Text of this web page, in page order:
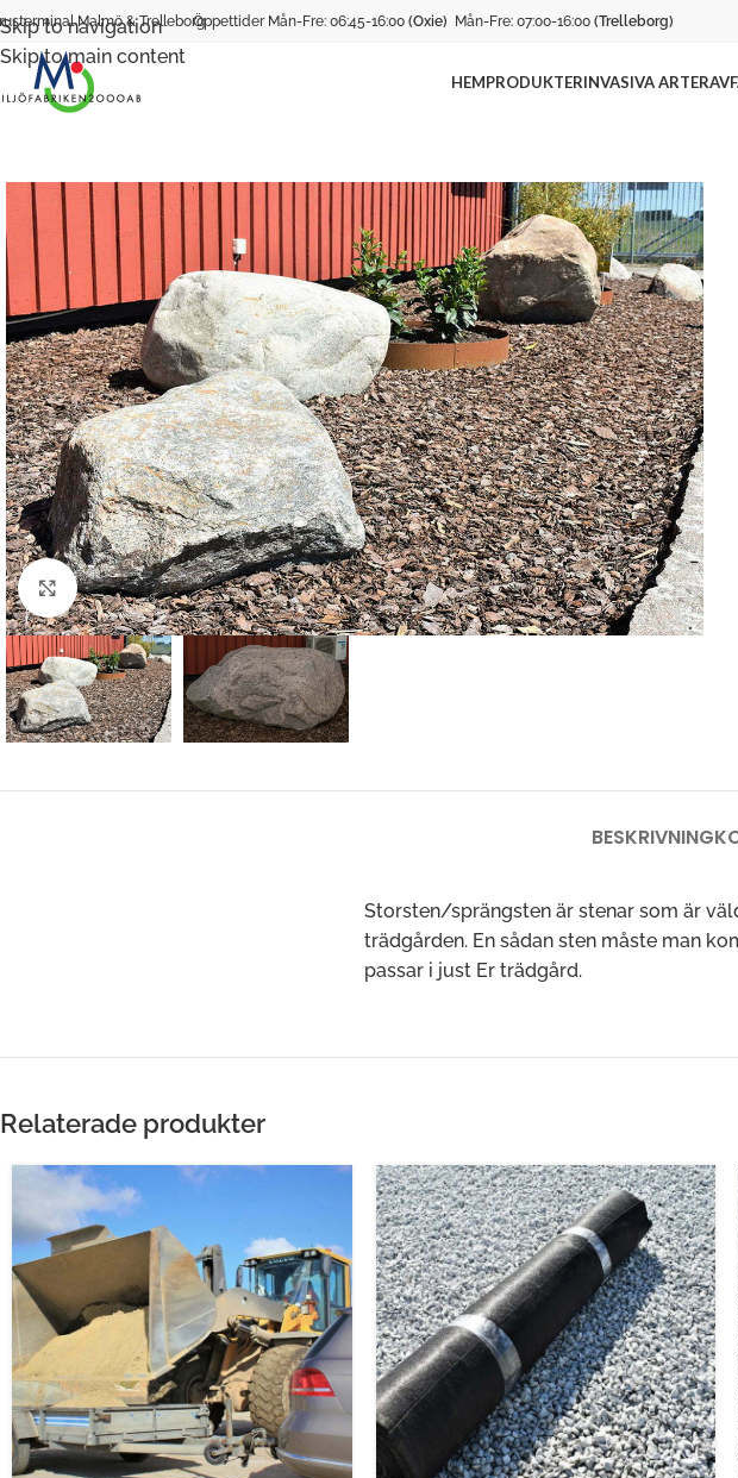
Skip to navigation
Skip to main content
Malmö & TrelleborgÖppettider Mån-Fre: 06:45-16:00 (Oxie) Mån-Fre: 07:00-16:00 (Trelleborg)
HEMPRODUKTERINVASIVA ARTER
Klicka för att förstora
BESKRIVNING
Storsten/sprängsten är stenar som är
trädgården. En sådan sten måste man
passar i just Er trädgård.
Relaterade produkter